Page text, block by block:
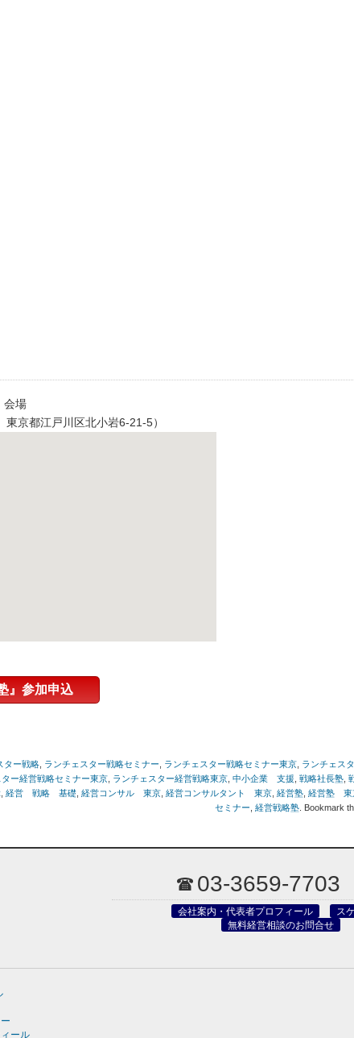
会場
京都江戸川区北小岩6-21-5）
』参加申込
ター戦略 ランチェスター戦略セミナー ランチェスター戦略セミナー東京 ランチェス
ー経営戦略セミナー東京 ランチェスター経営戦略東京 中小企業 支援 戦略社長塾
経営 戦略 基礎 経営コンサル 東京 経営コンサルタント 東京 経営塾 経営塾 東
セミナー 経営戦略塾 . Bookmark
03-3659-7703
会社案内・代表者プロフィール
ス
無料経営相談のお問合せ
ール